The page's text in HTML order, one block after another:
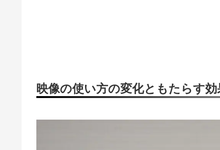
映像の使い方の変化ともたらす効